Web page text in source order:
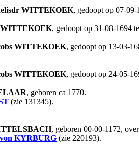
WITTEKOEK, gedoopt op 07-
WITTEKOEK, gedoopt op 31-08-1694
WITTEKOEK, gedoopt op 13-03-
WITTEKOEK, gedoopt op 24-05-
, geboren ca 1770.
(zie 131345).
, geboren 00-00-1172,
von KYRBURG (zie 220193).